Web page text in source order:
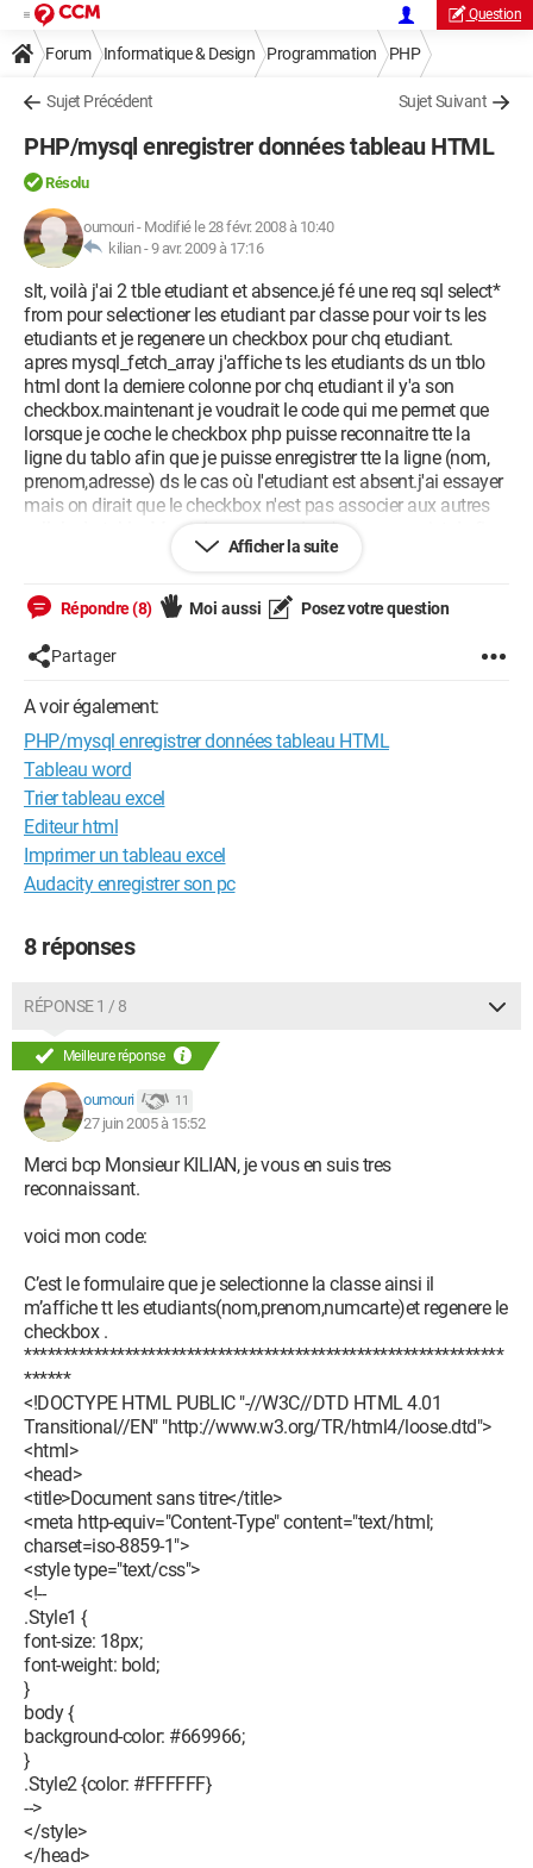
Question
Forum Informatique & Design Programmation PHP
Sujet Précédent Sujet Suivant
PHP/mysql enregistrer données tableau HTML
Résolu
oumouri - Modifié le 28 févr. 2008 à 10:40
kilian -9 avr. 2009 à 17:16
slt, voilà j'ai 2 tble etudiant et absence.jé fé une req sql select*
from pour selectioner les etudiant par classe pour voir ts les
etudiants et je regenere un checkbox pour chq etudiant.
apres mysql_fetch_array j'affiche ts les etudiants ds un tblo
html dont la derniere colonne por chq etudiant il y'a son
checkbox.maintenant je voudrait le code qui me permet que
lorsque je coche le checkbox php puisse reconnaitre tte la
ligne du tablo afin que je puisse enregistrer tte la ligne (nom,
prenom,adresse) ds le cas où l'etudiant est absent.j'ai essayer
mais on dirait que le checkbox n'est pas associer aux autres
cellule du tablo. Merci de me repondre c'est mon projet de fin
d'etude "gestion des assiduité d'une ecole".Je vous suis tres
Afficher la suite
Répondre (8) Moi aussi Posez votre question
Partager
A voir également:
PHP/mysql enregistrer données tableau HTML
Tableau word
Trier tableau excel
Editeur html
Imprimer un tableau excel
Audacity enregistrer son pc
8 réponses
RÉPONSE 1 / 8
Meilleure réponse
oumouri 11
27 juin 2005 à 15:52
Merci bcp Monsieur KILIAN, je vous en suis tres
reconnaissant.
voici mon code:
C’est le formulaire que je selectionne la classe ainsi il
m’affiche tt les etudiants(nom,prenom,numcarte)et regenere le
checkbox .
**************************************************************
******
<!DOCTYPE HTML PUBLIC "-//W3C//DTD HTML 4.01
Transitional//EN" "http://www.w3.org/TR/html4/loose.dtd">
<html>
<head>
<title>Document sans titre</title>
<meta http-equiv="Content-Type" content="text/html;
charset=iso-8859-1">
<style type="text/css">
<!--
.Style1 {
font-size: 18px;
font-weight: bold;
}
body {
background-color: #669966;
}
.Style2 {color: #FFFFFF}
-->
</style>
</head>